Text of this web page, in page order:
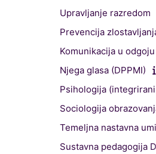
Upravljanje razredom
Prevencija
Komunikacija u
Njega glasa (DPPMI)
Psihologija (integrirani
Sociologija
Temeljna nastavna
Sustavna pedagogija